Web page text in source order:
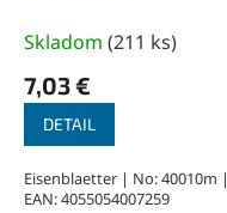
Skladom (211 ks)
7,03 €
DETAIL
Eisenblaetter | No: 40010m |
EAN: 4055054007259